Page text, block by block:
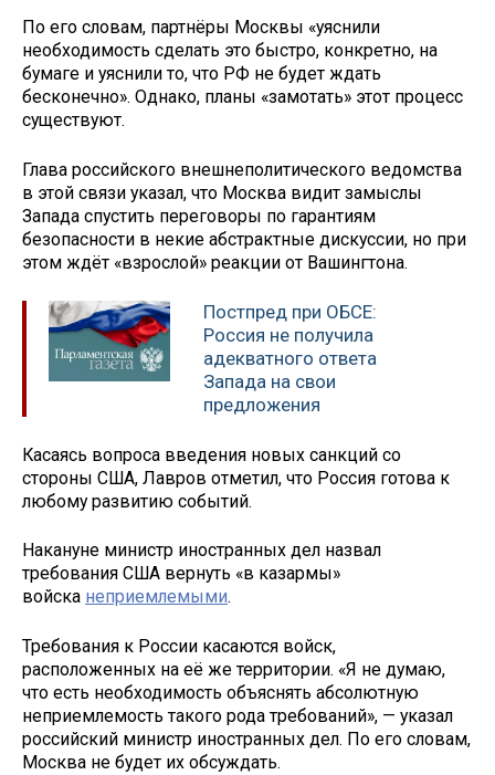
По его словам, партнёры Москвы «уяснили
необходимость сделать это быстро, конкретно, на
бумаге и уяснили то, что РФ не будет ждать
бесконечно». Однако, планы «замотать» этот процесс
существуют.
Глава российского внешнеполитического ведомства
в этой связи указал, что Москва видит замыслы
Запада спустить переговоры по гарантиям
безопасности в некие абстрактные дискуссии, но при
этом ждёт «взрослой» реакции от Вашингтона.
Постпред при ОБСЕ:
Россия не получила
адекватного ответа
Запада на свои
предложения
Касаясь вопроса введения новых санкций со
стороны США, Лавров отметил, что Россия готова к
любому развитию событий.
Накануне министр иностранных дел назвал
требования США вернуть «в казармы»
войска неприемлемыми.
Требования к России касаются войск,
расположенных на её же территории. «Я не думаю,
что есть необходимость объяснять абсолютную
неприемлемость такого рода требований», — указал
российский министр иностранных дел. По его словам,
Москва не будет их обсуждать.